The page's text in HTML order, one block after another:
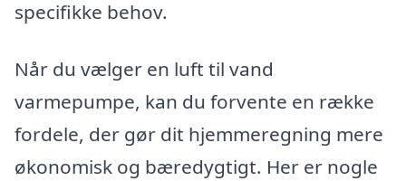
specifikke behov.
Når du vælger en luft til vand
varmepumpe, kan du forvente en række
fordele, der gør dit hjemmeregning mere
økonomisk og bæredygtigt. Her er nogle